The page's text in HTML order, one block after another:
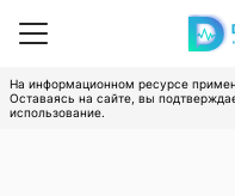
На информационном ресурсе
Оставаясь на сайте, вы
использование.